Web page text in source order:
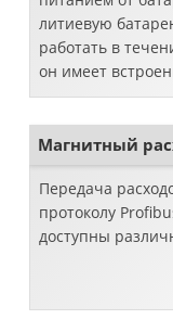
литиевую
работать в
он имеет
GSM / CDMA,
потока на
реализации ..
Магнитный
Передача
протоколу
доступны